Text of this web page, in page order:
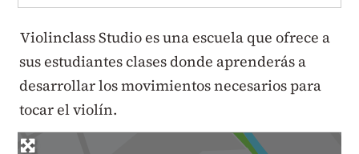
Violinclass Studio es una escuela que ofrece a
sus estudiantes clases donde aprenderás a
desarrollar los movimientos necesarios para
tocar el violín.